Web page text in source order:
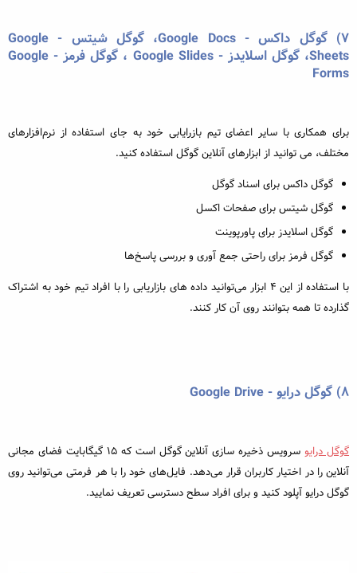
۷) گوگل داکس - Google Docs، گوگل شیتس - Google
Sheets، گوگل اسلایدز - Google Slides ، گوگل فرمز - Google
Forms
برای همکاری با سایر اعضای تیم بازرایابی خود به جای استفاده از نرم‌افزارهای
مختلف، می توانید از ابزارهای آنلاین گوگل استفاده کنید.
گوگل داکس برای اسناد گوگل
گوگل شیتس برای صفحات اکسل
گوگل اسلایدز برای پاورپوینت
گوگل فرمز برای راحتی جمع آوری و بررسی پاسخ‌ها
با استفاده از این ۴ ابزار می‌توانید داده های بازاریابی را با افراد تیم خود به اشتراک
گذارده تا همه بتوانند روی آن کار کنند.
۸) گوگل درایو - Google Drive
گوگل درایو
سرویس ذخیره سازی آنلاین گوگل است که 15 گیگابایت فضای مجانی
آنلاین را در اختیار کاربران قرار می‌دهد. فایل‌های خود را با هر فرمتی می‌توانید روی
گوگل درایو آپلود کنید و برای افراد سطح دسترسی تعریف نمایید.